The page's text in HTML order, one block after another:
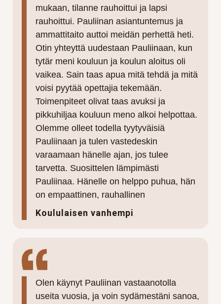
mukaan, tilanne rauhoittui ja lapsi
rauhoittui. Pauliinan asiantuntemus ja
ammattitaito auttoi meidän perhettä heti.
Otin yhteyttä uudestaan Pauliinaan, kun
tytär meni kouluun ja koulun aloitus oli
vaikea. Sain taas apua mitä tehdä ja mitä
voisi pyytää opettajia tekemään.
Toimenpiteet olivat taas avuksi ja
pikkuhiljaa kouluun meno alkoi helpottaa.
Olemme olleet todella tyytyväisiä
Pauliinaan ja tulen vastedeskin
varaamaan hänelle ajan, jos tulee
tarvetta. Suosittelen lämpimästi
Pauliinaa. Hänelle on helppo puhua, hän
on empaattinen, rauhallinen
Koululaisen vanhempi
Olen käynyt Pauliinan vastaanotolla
useita vuosia, ja voin sydämestäni sanoa,